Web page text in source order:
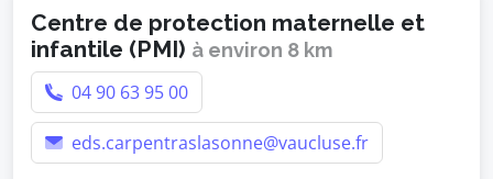
Centre de protection maternelle et
infantile (PMI) à environ 8 km
04 90 63 95 00
eds.carpentraslasonne@vaucluse.fr